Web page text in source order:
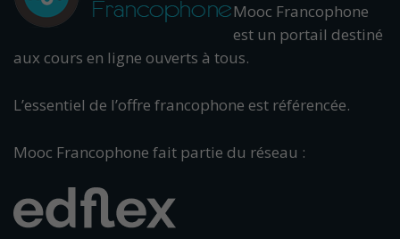
Mooc Francophone
est un portail destiné
aux cours en ligne ouverts à tous.
L’essentiel de l’offre francophone est référencée.
Mooc Francophone fait partie du réseau :